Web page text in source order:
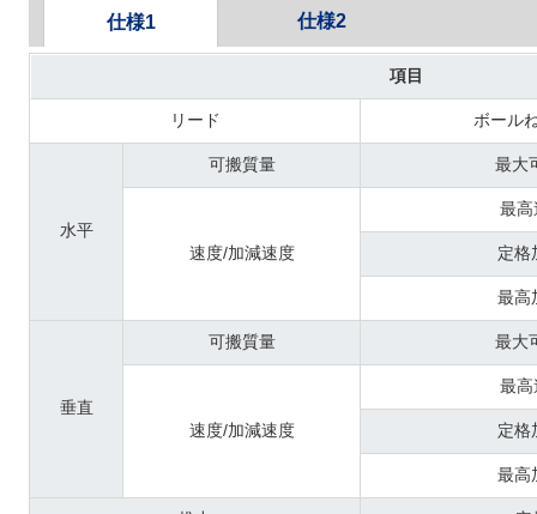
仕様1
項目
リード ボール
水平
可搬質量 最大
速度/加減速度
最
定格
最高
垂直
可搬質量 最大
速度/加減速度
最
定格
最高
仕様2